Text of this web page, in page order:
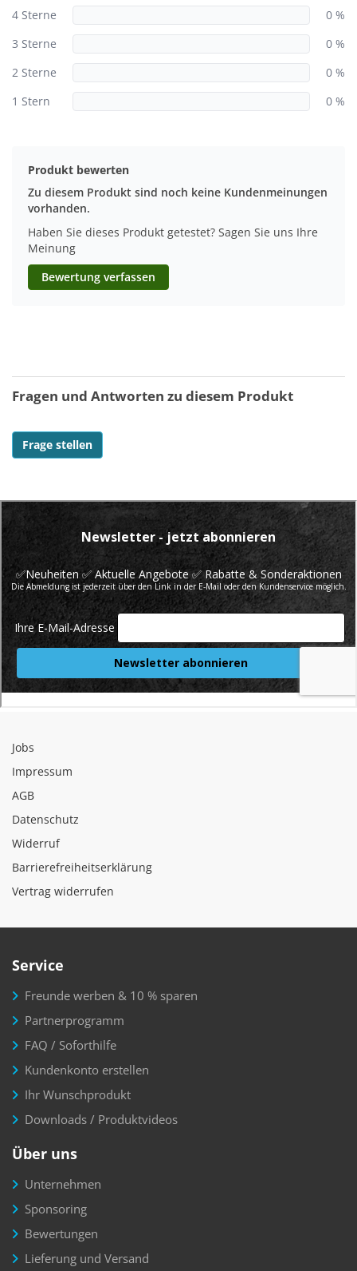
4 Sterne
0 %
3 Sterne
0 %
2 Sterne
0 %
1 Stern
0 %
Produkt bewerten
Zu diesem Produkt sind noch keine Kundenmeinungen
vorhanden.
Haben Sie dieses Produkt getestet? Sagen Sie uns Ihre
Meinung
Bewertung verfassen
Fragen und Antworten zu diesem Produkt
Frage stellen
Jobs
Impressum
AGB
Datenschutz
Widerruf
Barrierefreiheitserklärung
Vertrag widerrufen
Service
Freunde werben & 10 % sparen
Partnerprogramm
FAQ / Soforthilfe
Kundenkonto erstellen
Ihr Wunschprodukt
Downloads / Produktvideos
Über uns
Unternehmen
Sponsoring
Bewertungen
Lieferung und Versand